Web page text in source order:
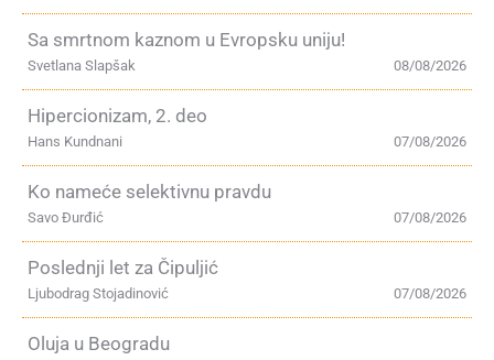
Sa smrtnom kaznom u Evropsku uniju!
08/08/2026
Svetlana Slapšak
Hipercionizam, 2. deo
07/08/2026
Hans Kundnani
Ko nameće selektivnu pravdu
07/08/2026
Savo Đurđić
Poslednji let za Čipuljić
07/08/2026
Ljubodrag Stojadinović
Oluja u Beogradu